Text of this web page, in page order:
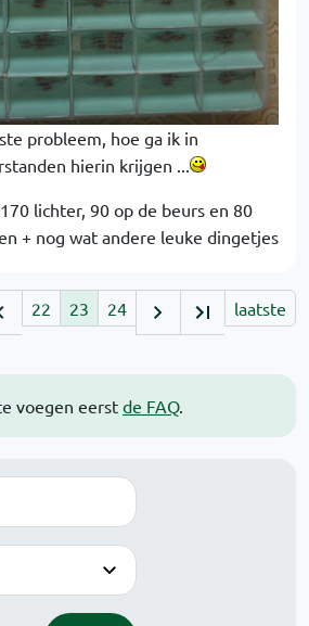
voegen eerst de FAQ.
probleem, hoe ga ik in
hierin krijgen ...
lichter, 90 op de beurs en 80
+ nog wat andere leuke dingetjes
22 23 24 laatste